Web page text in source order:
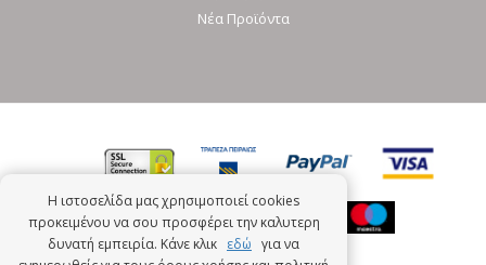
Νέα Προϊόντα
Η ιστοσελίδα μας χρησιμοποιεί cookies
προκειμένου να σου προσφέρει την καλυτερη
δυνατή εμπειρία. Κάνε κλικ εδώ για να